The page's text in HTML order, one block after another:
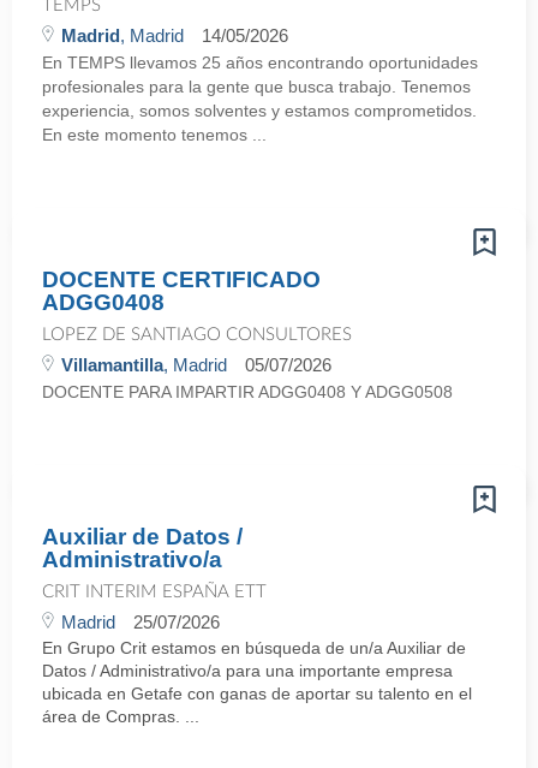
TEMPS
Madrid, Madrid 14/05/2026
En TEMPS llevamos 25 años encontrando oportunidades
profesionales para la gente que busca trabajo. Tenemos
experiencia, somos solventes y estamos comprometidos.
En este momento tenemos ...
DOCENTE CERTIFICADO
ADGG0408
LOPEZ DE SANTIAGO CONSULTORES
Villamantilla, Madrid 05/07/2026
DOCENTE PARA IMPARTIR ADGG0408 Y ADGG0508
Auxiliar de Datos /
Administrativo/a
CRIT INTERIM ESPAÑA ETT
Madrid 25/07/2026
En Grupo Crit estamos en búsqueda de un/a Auxiliar de
Datos / Administrativo/a para una importante empresa
ubicada en Getafe con ganas de aportar su talento en el
área de Compras. ...